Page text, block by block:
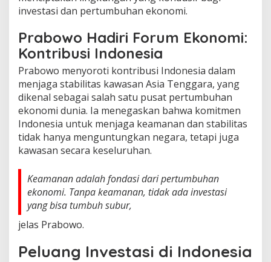
investasi dan pertumbuhan ekonomi.
Prabowo Hadiri Forum Ekonomi:
Kontribusi Indonesia
Prabowo menyoroti kontribusi Indonesia dalam
menjaga stabilitas kawasan Asia Tenggara, yang
dikenal sebagai salah satu pusat pertumbuhan
ekonomi dunia. Ia menegaskan bahwa komitmen
Indonesia untuk menjaga keamanan dan stabilitas
tidak hanya menguntungkan negara, tetapi juga
kawasan secara keseluruhan.
Keamanan adalah fondasi dari pertumbuhan
ekonomi. Tanpa keamanan, tidak ada investasi
yang bisa tumbuh subur,
jelas Prabowo.
Peluang Investasi di Indonesia